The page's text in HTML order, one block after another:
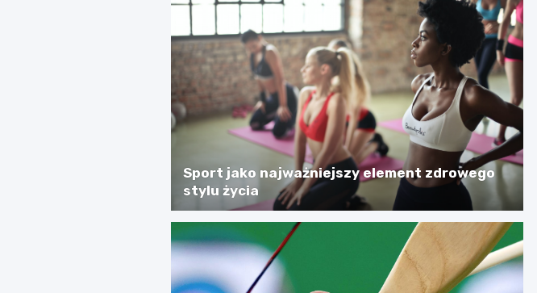
Sport jako najważniejszy element zdrowego
stylu życia